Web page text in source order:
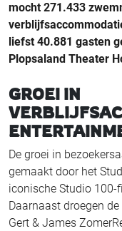
mocht 271.433
liefst 40.881 gasten
Plopsaland Theater
GROEI IN
De groei in
gemaakt door het
iconische Studio 100-
Daarnaast droegen
Gert & James